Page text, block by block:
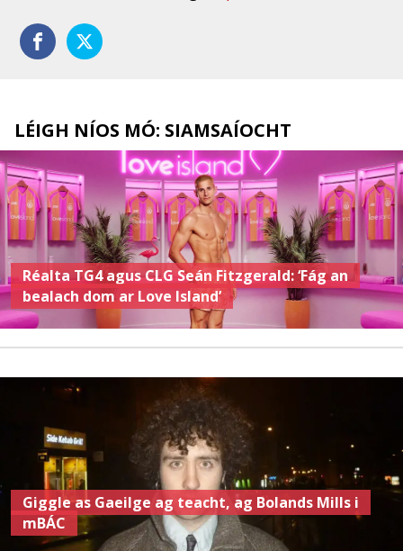
LÉIGH NÍOS MÓ: SIAMSAÍOCHT
Réalta TG4 agus CLG Seán Fitzgerald: ‘Fág an
bealach dom ar Love Island’
Giggle as Gaeilge ag teacht, ag Bolands Mills i
mBÁC